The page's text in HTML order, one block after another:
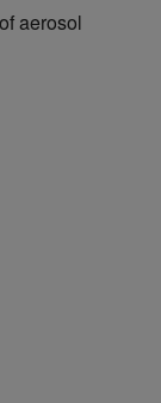
aerosol